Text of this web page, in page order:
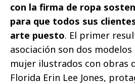
con la firma de ropa
para que todos sus
arte puesto. El primer
asociación son dos
mujer ilustrados con obras
Florida Erin Lee Jones,